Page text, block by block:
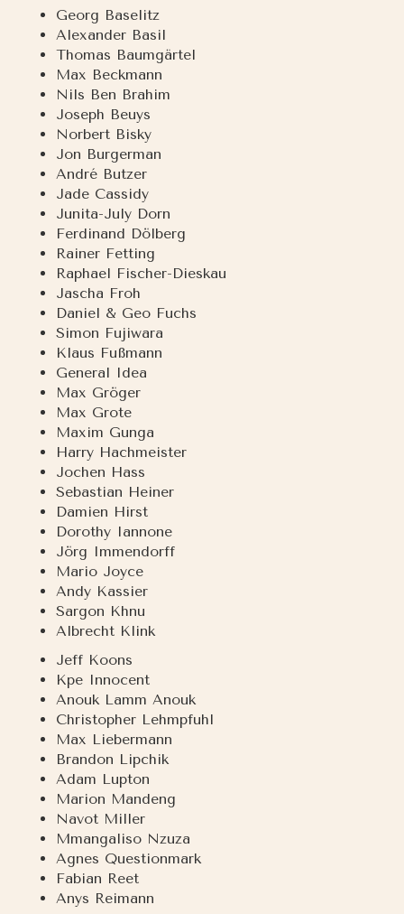
Georg Baselitz
Alexander Basil
Thomas Baumgärtel
Max Beckmann
Nils Ben Brahim
Joseph Beuys
Norbert Bisky
Jon Burgerman
André Butzer
Jade Cassidy
Junita-July Dorn
Ferdinand Dölberg
Rainer Fetting
Raphael Fischer-Dieskau
Jascha Froh
Daniel & Geo Fuchs
Simon Fujiwara
Klaus Fußmann
General Idea
Max Gröger
Max Grote
Maxim Gunga
Harry Hachmeister
Jochen Hass
Sebastian Heiner
Damien Hirst
Dorothy Iannone
Jörg Immendorff
Mario Joyce
Andy Kassier
Sargon Khnu
Albrecht Klink
Jeff Koons
Kpe Innocent
Anouk Lamm Anouk
Christopher Lehmpfuhl
Max Liebermann
Brandon Lipchik
Adam Lupton
Marion Mandeng
Navot Miller
Mmangaliso Nzuza
Agnes Questionmark
Fabian Reet
Anys Reimann